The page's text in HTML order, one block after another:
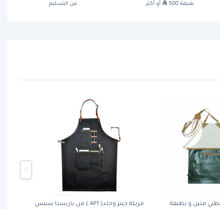
بقيمة 500
أو أكثر
من التسليم
مريلة جينز وجلد( AP1 ) من باريستا سبيس
متين و بطبقة